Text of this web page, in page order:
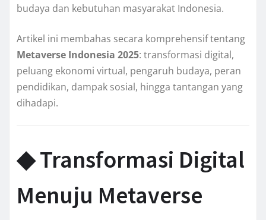
budaya dan kebutuhan masyarakat Indonesia.
Artikel ini membahas secara komprehensif tentang
Metaverse Indonesia 2025: transformasi digital,
peluang ekonomi virtual, pengaruh budaya, peran
pendidikan, dampak sosial, hingga tantangan yang
dihadapi.
◆ Transformasi Digital
Menuju Metaverse